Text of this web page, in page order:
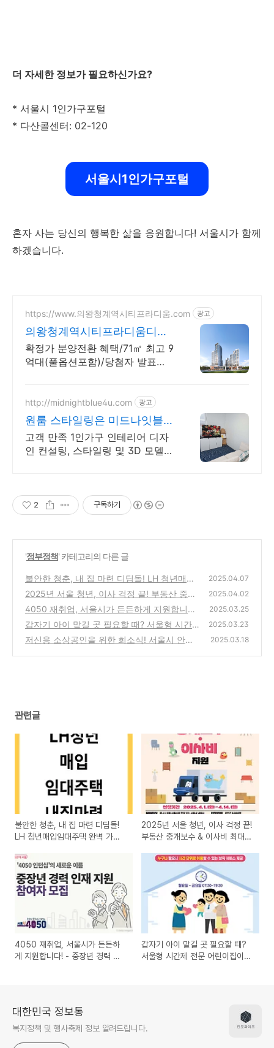
더 자세한 정보가 필요하신가요?
* 서울시 1인가구포털
* 다산콜센터: 02-120
서울시1인가구포털
혼자 사는 당신의 행복한 삶을 응원합니다! 서울시가 함께
하겠습니다.
https://www.의왕청계역시티프라디움.com 광고
의왕청계역시티프라디움디하
모니
확정가 분양전환 혜택/71㎡ 최고 9
억대(풀옵션포함)/당첨자 발표
http://midnightblue4u.com 광고
원룸 스타일링은 미드나잇블루
상담 시 스타일링 할인!
고객 만족 1인가구 인테리어 디자
인 컨설팅, 스타일링 및 3D 모델
2 구독하기
'정부정책' 카테고리의 다른 글
불안한 청춘, 내 집 마련 디딤돌! LH 청년매입
임대주택 완벽 가이드 (후기 기반)
(1)
2025.04.07
2025년 서울 청년, 이사 걱정 끝! 부동산 중개
보수 & 이사비 최대 40만원 지원 받으세요! 🏠
(1)
2025.04.02
4050 재취업, 서울시가 든든하게 지원합니다!
- 중장년 경력 인재 지원 사업 참여자 모집
(0)
2025.03.25
갑자기 아이 맡길 곳 필요할 때? 서울형 시간
제 전문 어린이집이 답! (ft. 4월 무료 이벤트)
2025.03.23
저신용 소상공인을 위한 희소식! 서울시 안심
2025.03.18
관련글
불안한 청춘, 내 집 마련 디딤돌!
LH 청년매입임대주택 완벽 가이
2025년 서울 청년, 이사 걱정 끝!
부동산 중개보수 & 이사비 최대
4050 재취업, 서울시가 든든하
게 지원합니다! - 중장년 경력 인
갑자기 아이 맡길 곳 필요할 때?
서울형 시간제 전문 어린이집이
대한민국 정보통
복지정책 및 행사축제 정보 알려드립니다.